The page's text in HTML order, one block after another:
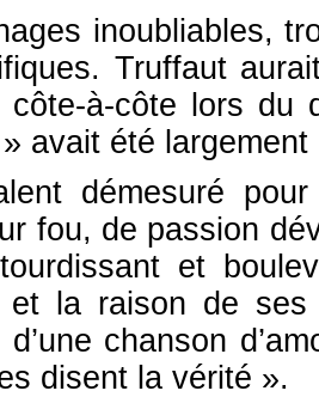
inoubliables,
Truffaut
côte-à-côte lors
avait été
démesuré
fou, de passion
et
et la raison de
d’une chanson
disent la vérité ».